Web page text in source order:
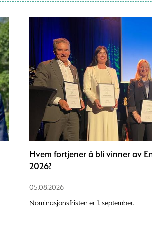
Hvem fortjener å bli vinner av
2026?
05.08.2026
Nominasjonsfristen er 1. september.